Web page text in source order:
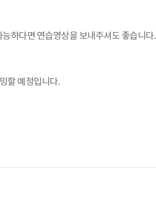
하다면 연습영상을 보내주셔도 좋습니다.
할 예정입니다.